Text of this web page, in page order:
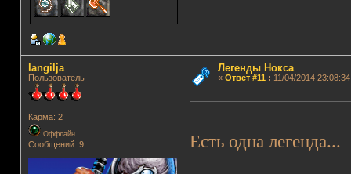
langilja
Пользователь
Карма: 2
Оффлайн
Сообщений: 9
Легенды Нокса
« Ответ #11: 11/04/2014
Есть одна легенда...